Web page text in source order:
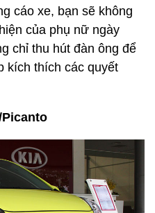
cáo xe, bạn sẽ không
của phụ nữ ngày
chỉ thu hút đàn ông để
kích thích các quyết